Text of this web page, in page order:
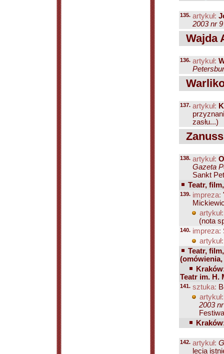
135. artykuł:
2003 nr
Wajda
136. artykuł:
137. artykuł:
zasłu...)
138. artykuł:
Gazeta
Sankt
Teatr,
139. impreza:
artykuł:
(nota
140. impreza:
artykuł:
Teatr,
Teatr im. H.
141. sztuka:
artykuł:
2003
142. artykuł:
lecia